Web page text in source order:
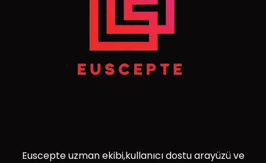
Euscepte uzman ekibi,kullanıcı dostu arayüzü ve